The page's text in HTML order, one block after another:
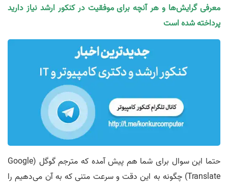
معرفی گرایش‌ها و هر آنچه برای موفقیت در کنکور ارشد نیاز دارید
پرداخته شده است
حتما این سوال برای شما هم پیش آمده که مترجم گوگل (Google
Translate) چگونه به این دقت و سرعت متنی که به آن می‌دهیم را